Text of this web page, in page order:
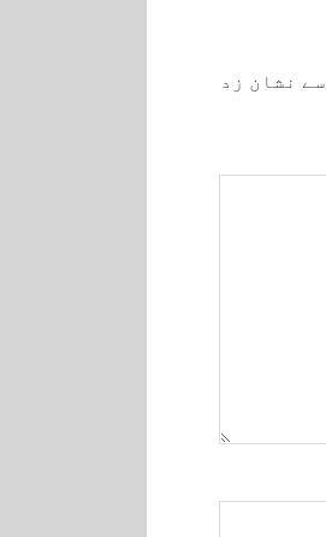
سے نشان زد